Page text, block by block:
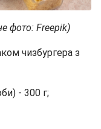
фото: Freepik)
чизбургера з
- 300 г;